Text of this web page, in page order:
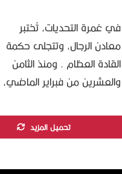
في غمرة التحديات، تُختبر
معادن الرجال، وتتجلى حكمة
القادة العظام . ومنذ الثامن
والعشرين من فبراير الماضي،
الشيخ محمد بن زايد آل نهيان،
رئيس الدولة “حفظه …
تحميل المزيد